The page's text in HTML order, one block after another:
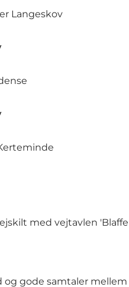
Langeskov
med vejtavlen
gode samtaler